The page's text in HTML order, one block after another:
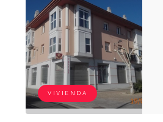
VIVIENDA